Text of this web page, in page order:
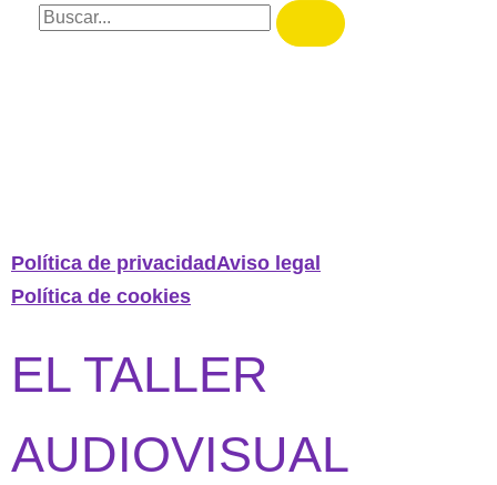
Política de privacidadAviso legal
Política de cookies
EL TALLER
AUDIOVISUAL